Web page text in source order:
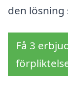
den lösning
Få 3